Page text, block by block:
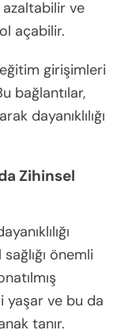
azaltabilir ve
açabilir.
girişimleri
bağlantılar,
dayanıklılığı
Zihinsel
önemli
yaşar ve bu da
tanır.